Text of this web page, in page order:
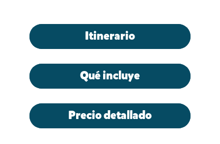
Itinerario
Qué incluye
Precio detallado